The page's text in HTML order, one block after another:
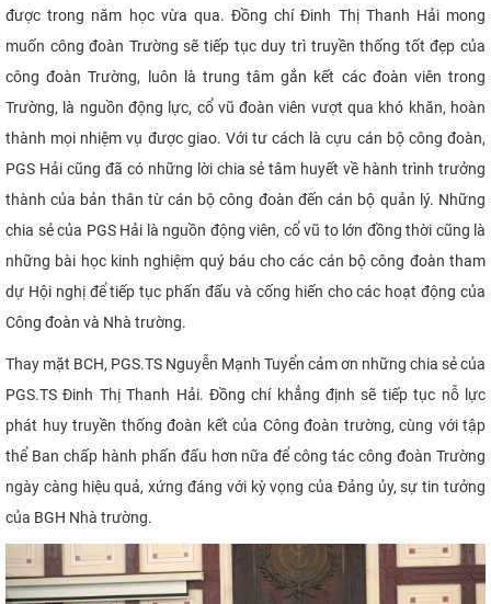
được trong năm học vừa qua. Đồng chí Đinh Thị Thanh Hải mong
muốn công đoàn Trường sẽ tiếp tục duy trì truyền thống tốt đẹp của
công đoàn Trường, luôn là trung tâm gắn kết các đoàn viên trong
Trường, là nguồn động lực, cổ vũ đoàn viên vượt qua khó khăn, hoàn
thành mọi nhiệm vụ được giao. Với tư cách là cựu cán bộ công đoàn,
PGS Hải cũng đã có những lời chia sẻ tâm huyết về hành trình trưởng
thành của bản thân từ cán bộ công đoàn đến cán bộ quản lý. Những
chia sẻ của PGS Hải là nguồn động viên, cổ vũ to lớn đồng thời cũng là
những bài học kinh nghiệm quý báu cho các cán bộ công đoàn tham
dự Hội nghị để tiếp tục phấn đấu và cống hiến cho các hoạt động của
Công đoàn và Nhà trường.
Thay mặt BCH, PGS.TS Nguyễn Mạnh Tuyển cảm ơn những chia sẻ của
PGS.TS Đinh Thị Thanh Hải. Đồng chí khẳng định sẽ tiếp tục nỗ lực
phát huy truyền thống đoàn kết của Công đoàn trường, cùng với tập
thể Ban chấp hành phấn đấu hơn nữa để công tác công đoàn Trường
ngày càng hiệu quả, xứng đáng với kỳ vọng của Đảng ủy, sự tin tưởng
của BGH Nhà trường.